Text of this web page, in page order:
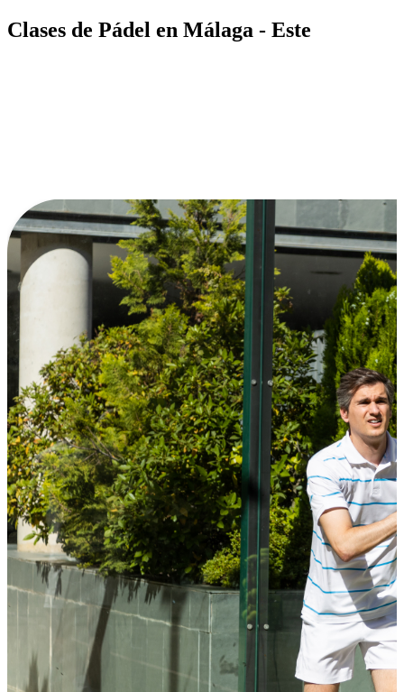
Clases de Pádel en Málaga - Este